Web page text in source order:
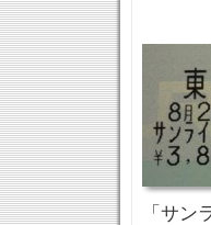
「サ